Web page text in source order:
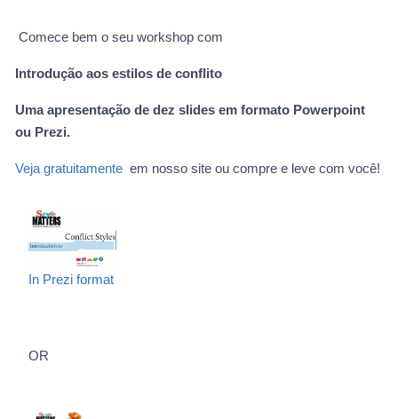
Comece bem o seu workshop com
Introdução aos estilos de conflito
Uma apresentação de dez slides em formato Powerpoint
ou Prezi.
Veja gratuitamente em nosso site ou compre e leve com você!
In Prezi format
OR